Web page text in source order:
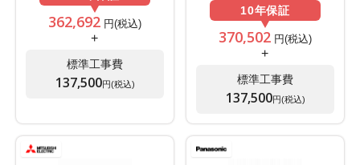
362,692 円(税込)
+
標準工事費
137,500円(税込)
10年保証
370,502 円(税込)
+
標準工事費
137,500円(税込)